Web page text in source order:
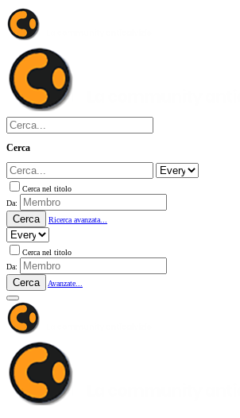
Cerca
Cerca nel titolo
Da:
Cerca Ricerca avanzata...
Cerca nel titolo
Da:
Cerca Avanzate...